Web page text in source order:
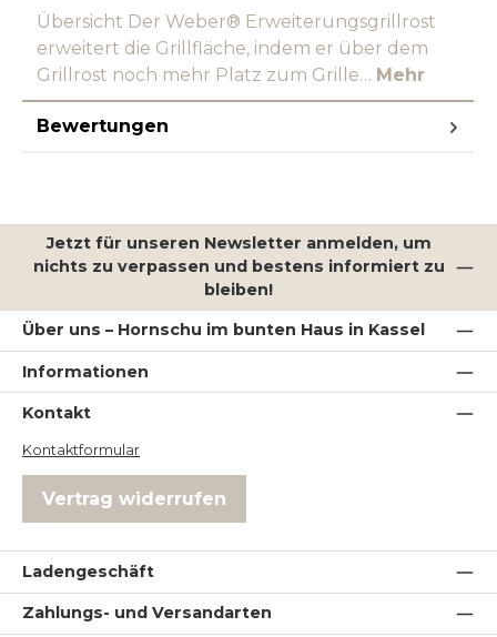
Übersicht Der Weber® Erweiterungsgrillrost
erweitert die Grillfläche, indem er über dem
Grillrost noch mehr Platz zum Grille… Mehr
Bewertungen
Jetzt für unseren Newsletter anmelden, um
nichts zu verpassen und bestens informiert zu
bleiben!
Über uns – Hornschu im bunten Haus in Kassel
Informationen
Kontakt
Kontaktformular
Vertrag widerrufen
Ladengeschäft
Zahlungs- und Versandarten